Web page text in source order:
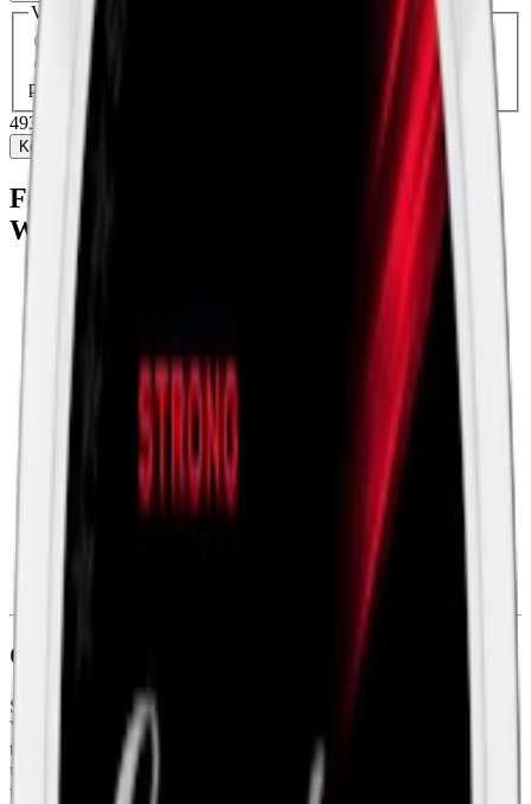
Välj antal dosor
1-pack
493,50 kr 49,35 kr
30-pack
pack
1 974,50 kr
493,50 kr
/
Köp
Fakta om Skruf No. 25 Original Slim
White Portionssnus
Varumärke:
Tillverkare:
Snustyp:
white portion
Torrhet:
starkt snus
Format/storlek: slim snus
tobak
citrus
Ingredienser:
vatten, salt, tobak, fuktighetsbevarande medel,
Om Skruf Slim White Portion
Skruf Slim Vit Portion är en mindre variant av den klassiska Skruf
Vit Portion. Med prillor som är cirka 20% mindre än den
traditionella white portion, ger denna produkt en mer diskret
upplevelse samtidigt som den behåller en klassisk tobakssmak. Ren
tobakssmak, framhävd med inslag av bergamott och rosenolja.